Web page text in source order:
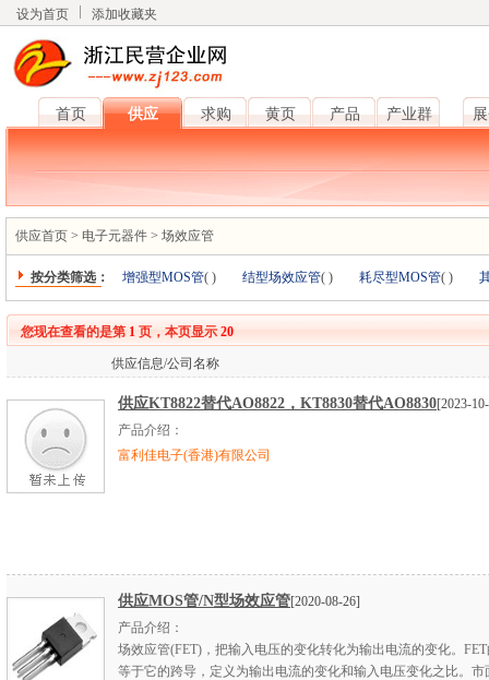
设为首页 添加收藏夹
首页 供应 求购 黄页 产品 产业群
供应首页 > 电子元器件 > 场效应管
按分类筛选： 增强型MOS管( ) 结型场效应管( ) 耗尽型MOS管( )
您现在查看的是第 1 页，本页显示 20
供应信息/公司名称
供应KT8822替代AO8822，KT8830替代AO8830[2023-
产品介绍：
富利佳电子(香港)有限公司
供应MOS管/N型场效应管[2020-08-26]
产品介绍：
场效应管(FET)，把输入电压的变化转化为输出电流的变化。
等于它的跨导，定义为输出电流的变化和输入电压变化之比。市